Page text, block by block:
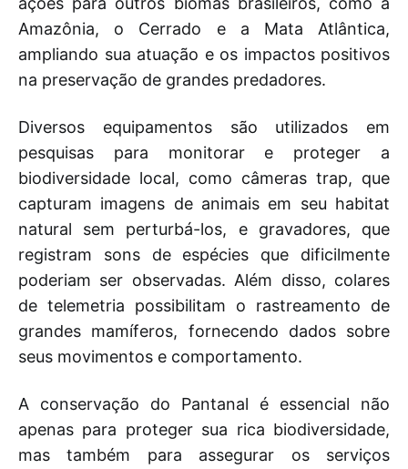
Amazônia, o Cerrado e a Mata Atlântica,
ampliando sua atuação e os impactos positivos
na preservação de grandes predadores.
Diversos equipamentos são utilizados em
pesquisas para monitorar e proteger a
biodiversidade local, como câmeras trap, que
capturam imagens de animais em seu habitat
natural sem perturbá-los, e gravadores, que
registram sons de espécies que dificilmente
poderiam ser observadas. Além disso, colares
de telemetria possibilitam o rastreamento de
grandes mamíferos, fornecendo dados sobre
seus movimentos e comportamento.
A conservação do Pantanal é essencial não
apenas para proteger sua rica biodiversidade,
mas também para assegurar os serviços